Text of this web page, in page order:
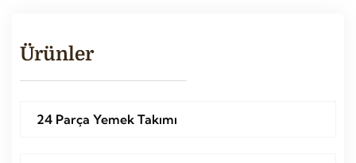
Ürünler
24 Parça Yemek Takımı